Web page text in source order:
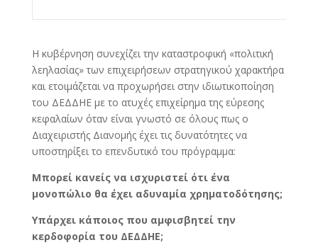
Η κυβέρνηση συνεχίζει την καταστροφική «πολιτική
λεηλασίας» των επιχειρήσεων στρατηγικού χαρακτήρα
και ετοιμάζεται να προχωρήσει στην ιδιωτικοποίηση
του ΔΕΔΔΗΕ με το ατυχές επιχείρημα της εύρεσης
κεφαλαίων όταν είναι γνωστό σε όλους πως ο
Διαχειριστής Διανομής έχει τις δυνατότητες να
υποστηρίξει το επενδυτικό του πρόγραμμα:
Μπορεί κανείς να ισχυριστεί ότι ένα
μονοπώλιο θα έχει αδυναμία χρηματοδότησης;
Υπάρχει κάποιος που αμφισβητεί την
κερδοφορία του ΔΕΔΔΗΕ;